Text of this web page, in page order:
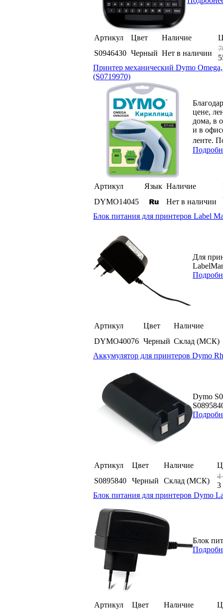
Артикул Цвет Наличие
S0946430 Черный Нет в наличии
Принтер механический Dymo
(S0719970)
цене,
дома, в
и в
ленте.
Артикул Язык Наличие
DYMO14045
Нет в наличии
Блок питания для принтеров Label
Для
Артикул Цвет
Наличие
DYMO40076 Черный Склад (МСК)
Аккумулятор для принтеров Dymo
Dymo
Артикул Цвет Наличие
S0895840
Черный Склад (МСК)
4
3
Блок питания для принтеров Dymo
Блок
Артикул Цвет Наличие